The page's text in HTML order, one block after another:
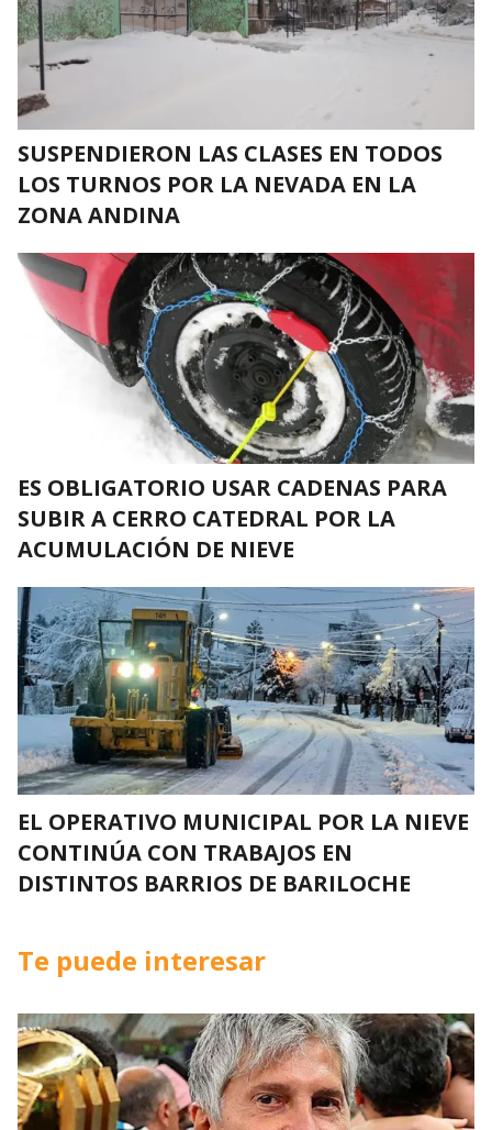
SUSPENDIERON LAS CLASES EN TODOS
LOS TURNOS POR LA NEVADA EN LA
ZONA ANDINA
ES OBLIGATORIO USAR CADENAS PARA
SUBIR A CERRO CATEDRAL POR LA
ACUMULACIÓN DE NIEVE
EL OPERATIVO MUNICIPAL POR LA NIEVE
CONTINÚA CON TRABAJOS EN
DISTINTOS BARRIOS DE BARILOCHE
Te puede interesar